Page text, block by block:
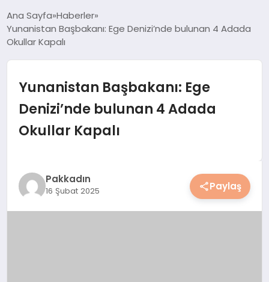
KADIN
SPOR & FITNESS
YEMEK
Ana Sayfa Haberler
Yunanistan Başbakanı: Ege Denizi’nde bulunan 4 Adada
Okullar Kapalı
Yunanistan Başbakanı: Ege
Denizi’nde bulunan 4 Adada
Okullar Kapalı
Pakkadın
16 Şubat 2025 Paylaş